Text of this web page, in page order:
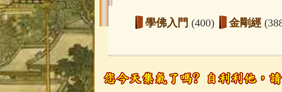
學佛入門 (400) 金剛經
玉曆寶鈔(236) 地藏經
觀世音菩薩 (147) 聖救度